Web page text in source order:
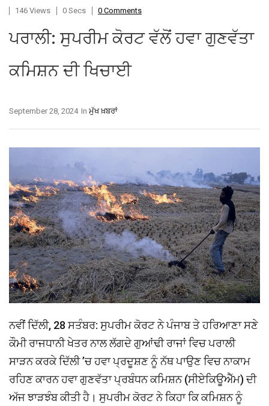
146 Views
0 Secs 0 Comments
ਪਰਾਲੀ: ਸੁਪਰੀਮ ਕੋਰਟ ਵੱਲੋਂ ਹਵਾ ਗੁਣਵੱਤਾ
ਕਮਿਸ਼ਨ ਦੀ ਖਿਚਾਈ
In ਮੁੱਖ ਖ਼ਬਰਾਂ
September 28, 2024
ਨਵੀਂ ਦਿੱਲੀ, 28 ਸਤੰਬਰ: ਸੁਪਰੀਮ ਕੋਰਟ ਨੇ ਪੰਜਾਬ ਤੇ ਹਰਿਆਣਾ ਸਣੇ
ਕੌਮੀ ਰਾਜਧਾਨੀ ਖੇਤਰ ਨਾਲ ਲੱਗਦੇ ਗੁਆਂਢੀ ਰਾਜਾਂ ਵਿਚ ਪਰਾਲੀ
ਸਾੜਨ ਕਰਕੇ ਦਿੱਲੀ ’ਚ ਹਵਾ ਪ੍ਰਦੂਸ਼ਣ ਨੂੰ ਨੱਥ ਪਾਉਣ ਵਿਚ ਨਾਕਾਮ
ਰਹਿਣ ਕਾਰਨ ਹਵਾ ਗੁਣਵੱਤਾ ਪ੍ਰਬੰਧਨ ਕਮਿਸ਼ਨ (ਸੀਏਕਿਊਐੱਮ) ਦੀ
ਅੱਜ ਝਾੜਝੰਬ ਕੀਤੀ ਹੈ। ਸੁਪਰੀਮ ਕੋਰਟ ਨੇ ਕਿਹਾ ਕਿ ਕਮਿਸ਼ਨ ਨੂੰ